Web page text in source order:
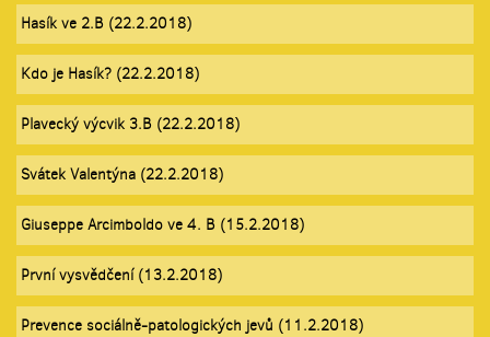
Hasík ve 2.B (22.2.2018)
Kdo je Hasík? (22.2.2018)
Plavecký výcvik 3.B (22.2.2018)
Svátek Valentýna (22.2.2018)
Giuseppe Arcimboldo ve 4. B (15.2.2018)
První vysvědčení (13.2.2018)
Prevence sociálně-patologických jevů (11.2.2018)